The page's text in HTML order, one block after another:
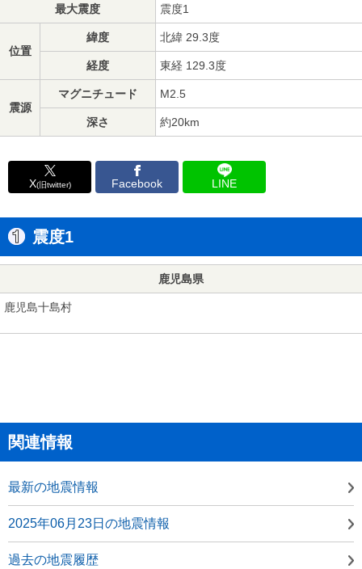
最大震度 震度1
位置
緯度 北緯 29.3度
経度 東経 129.3度
震源
マグニチュード M2.5
深さ 約20km
X(旧twitter) Facebook LINE
震度1
鹿児島県
鹿児島十島村
関連情報
最新の地震情報
2025年06月23日の地震情報
過去の地震履歴